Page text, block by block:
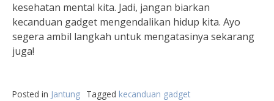
kesehatan mental kita. Jadi, jangan biarkan
kecanduan gadget mengendalikan hidup kita. Ayo
segera ambil langkah untuk mengatasinya sekarang
juga!
Posted in Jantung Tagged kecanduan gadget